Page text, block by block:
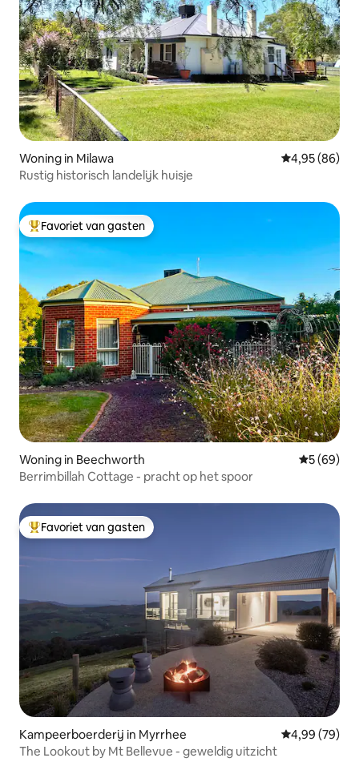
Woning in Milawa Gemiddelde
4,95 (86)
Rustig historisch landelijk huisje
Topfavoriet van gasten
Favoriet van gasten
Woning in Beechworth
5 (69)
Berrimbillah Cottage - pracht op het spoor
Topfavoriet van gasten
Favoriet van gasten
Kampeerboerderij in Myrrhee Gemiddelde
4,99 (79)
The Lookout by Mt Bellevue - geweldig uitzicht